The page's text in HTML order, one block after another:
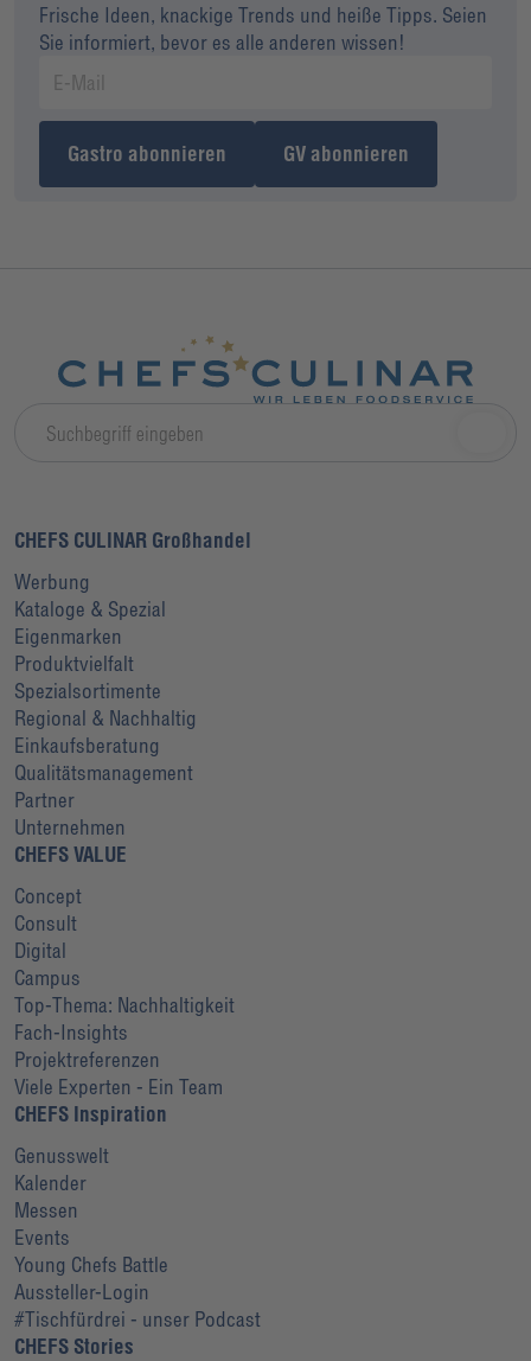
Frische Ideen, knackige Trends und heiße Tipps. Seien
Sie informiert, bevor es alle anderen wissen!
Gastro abonnieren GV abonnieren
CHEFS CULINAR Großhandel
Werbung
Kataloge & Spezial
Eigenmarken
Produktvielfalt
Spezialsortimente
Regional & Nachhaltig
Einkaufsberatung
Qualitätsmanagement
Partner
Unternehmen
CHEFS VALUE
Concept
Consult
Digital
Campus
Top-Thema: Nachhaltigkeit
Fach-Insights
Projektreferenzen
Viele Experten - Ein Team
CHEFS Inspiration
Genusswelt
Kalender
Messen
Events
Young Chefs Battle
Aussteller-Login
#Tischfürdrei - unser Podcast
CHEFS Stories